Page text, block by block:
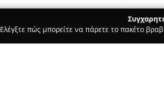
Ελέγξτε πώς μπορείτε να πάρετε το πακέτο